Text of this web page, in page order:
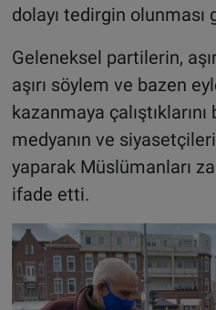
dolayı tedirgin
Geleneksel partilerin,
aşırı söylem ve bazen
kazanmaya
medyanın ve
yaparak Müslümanları
ifade etti.